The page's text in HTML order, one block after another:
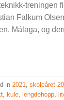
treningen
Falkum
Málaga, og
in2021,skoleåret
, kule, lengdehopp,